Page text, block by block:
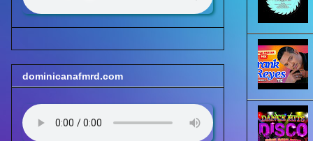
dominicanafmrd.com